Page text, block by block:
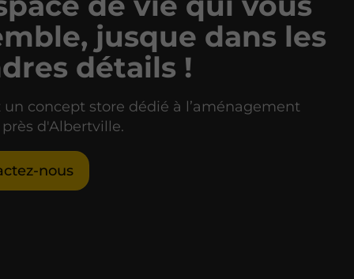
jusque dans les
détails !
un concept store dédié à l’aménagement
d'Albertville.
nous